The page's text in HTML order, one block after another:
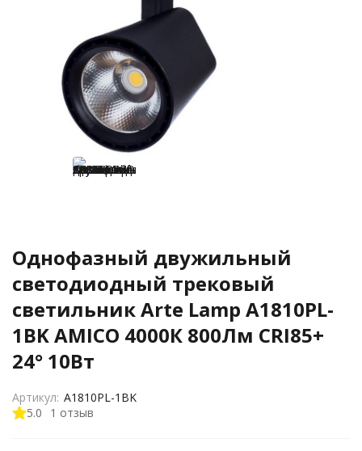
Однофазный двужильный
светодиодный трековый
светильник Arte Lamp A1810PL-
1BK AMICO 4000К 800Лм CRI85+
24° 10Вт
5.0 1 отзыв
Артикул: A1810PL-1BK